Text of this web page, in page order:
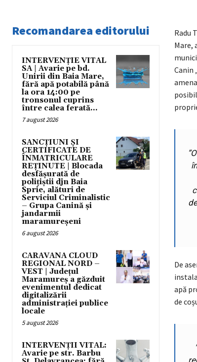
Recomandarea editorului
INTERVENȚIE VITAL
SA | Avarie pe bd.
Unirii din Baia Mare,
fără apă potabilă până
la ora 14:00 pe
tronsonul cuprins
între calea ferată...
7 august 2026
SANCȚIUNI ȘI
CERTIFICATE DE
ÎNMATRICULARE
REȚINUTE | Blocada
desfășurată de
polițiștii djn Baia
Sprie, alături de
Serviciul Criminalistic
– Grupa Canină și
jandarmii
maramureșeni
6 august 2026
CARAVANA CLOUD
REGIONAL NORD –
VEST | Județul
Maramureș a găzduit
evenimentul dedicat
digitalizării
administrației publice
locale
5 august 2026
INTERVENȚII VITAL:
Avarie pe str. Barbu
Radu
Mare,
Canin
”
De
apă
de